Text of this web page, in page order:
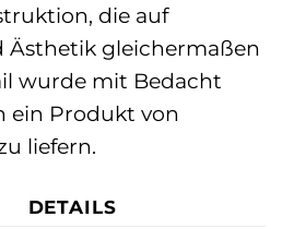
die auf
gleichermaßen
wurde mit Bedacht
ein Produkt von
liefern.
DETAILS